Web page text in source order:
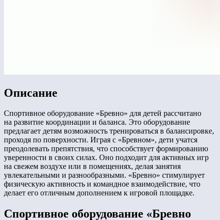
Описание
Спортивное оборудование «Бревно» для детей рассчитано
на развитие координации и баланса. Это оборудование
предлагает детям возможность тренироваться в балансировке,
проходя по поверхности. Играя с «Бревном», дети учатся
преодолевать препятствия, что способствует формированию
уверенности в своих силах. Оно подходит для активных игр
на свежем воздухе или в помещениях, делая занятия
увлекательными и разнообразными. «Бревно» стимулирует
физическую активность и командное взаимодействие, что
делает его отличным дополнением к игровой площадке.
Спортивное оборудование «Бревно